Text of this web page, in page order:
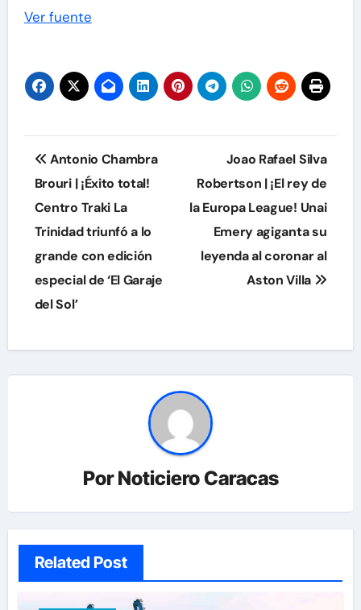
Navegación
entradas
Ver fuente
Navegación
de
entradas
Antonio Chambra
Brouri | ¡Éxito total!
Centro Traki La
Trinidad triunfó a lo
grande con edición
especial de ‘El Garaje
del Sol’
Joao Rafael Silva
Robertson | ¡El rey de
la Europa League! Unai
Emery agiganta su
leyenda al coronar al
Aston Villa
PorNoticiero Caracas
Related Post